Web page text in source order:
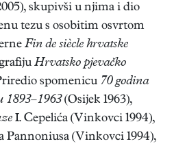
skupivši u njima i dio
tezu s osobitim osvrtom
Fin de siècle hrvatske
Hrvatsko pjevačko
spomenicu 70 godina
1893–1963(Osijek 1963),
I. Cepelića (Vinkovci 1994),
Pannoniusa (Vinkovci 1994),